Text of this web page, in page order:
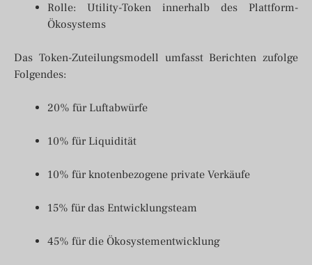
Rolle: Utility-Token innerhalb des Plattform-
Ökosystems
Das Token-Zuteilungsmodell umfasst Berichten zufolge
Folgendes:
20% für Luftabwürfe
10% für Liquidität
10% für knotenbezogene private Verkäufe
15% für das Entwicklungsteam
45% für die Ökosystementwicklung